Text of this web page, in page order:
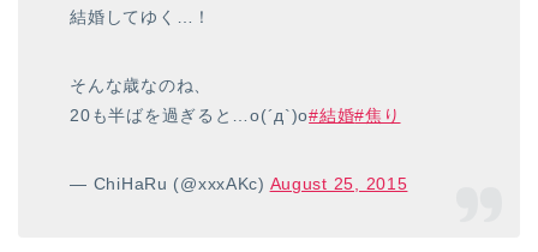
結婚してゆく…！
そんな歳なのね、
20も半ばを過ぎると…o(´д`)o#結婚#焦り
— ChiHaRu (@xxxAKc) August 25, 2015